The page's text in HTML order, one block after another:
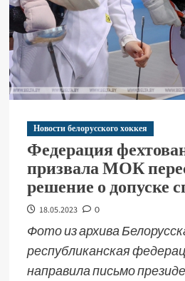
Новости белорусского хоккея
Федерация
призвала МОК
решение о допуске
18.05.2023 0
Фото из архива
республиканская
направила письмо